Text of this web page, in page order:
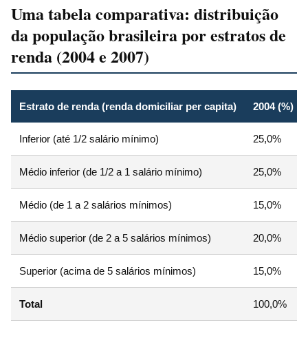
Uma tabela comparativa: distribuição
da população brasileira por estratos de
renda (2004 e 2007)
Estrato de renda (renda domiciliar per capita) 2004 (%)
Inferior (até 1/2 salário mínimo) 25,0%
Médio inferior (de 1/2 a 1 salário mínimo) 25,0%
Médio (de 1 a 2 salários mínimos) 15,0%
Médio superior (de 2 a 5 salários mínimos) 20,0%
Superior (acima de 5 salários mínimos) 15,0%
Total 100,0%